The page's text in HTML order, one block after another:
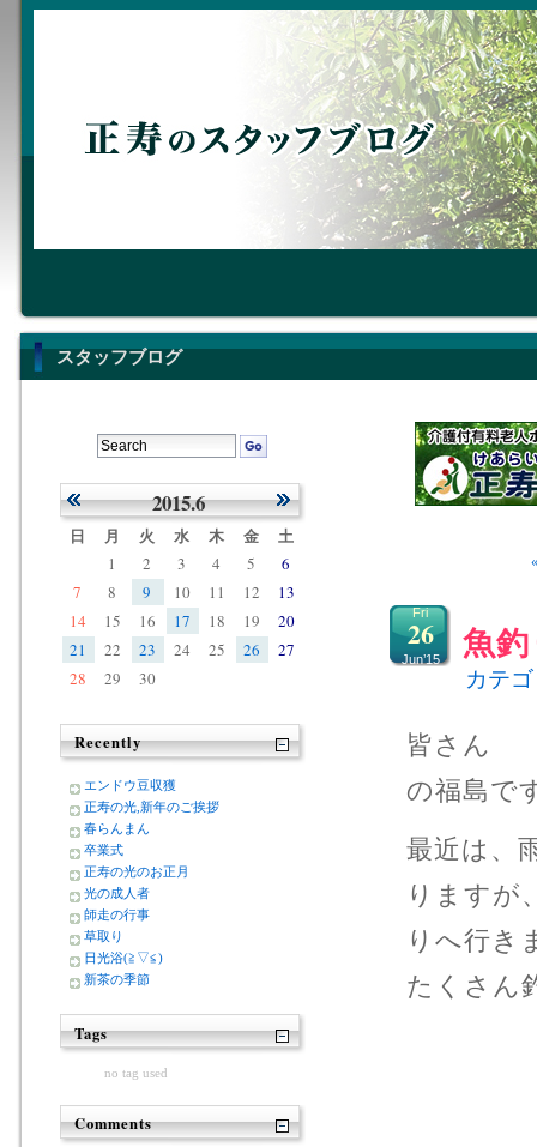
スタッフブログ
魚
Fri
26
Jun’15
カテ
皆さん
の福島で
最近は、
りますが
りへ行き
たくさん
2015.6
日 月 火 水 木 金 土
1 2 3 4 5
6
7
8 9 10 11 12
13
14
15 16 17 18 19
20
21
22 23 24 25 26
27
28
29 30
Recently
エンドウ豆収獲
正寿の光,新年のご挨拶
春らんまん
卒業式
正寿の光のお正月
光の成人者
師走の行事
草取り
日光浴(≧▽≦)
新茶の季節
Tags
no tag used
Comments